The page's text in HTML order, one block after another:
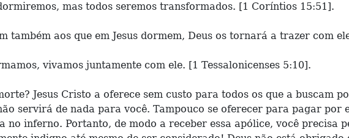
mas todos seremos transformados. [1 Coríntios 15:51].
também aos que em Jesus dormem, Deus os tornará a trazer com
vivamos juntamente com ele. [1 Tessalonicenses 5:10].
Jesus Cristo a oferece sem custo para todos os que a buscam
servirá de nada para você. Tampouco se oferecer para pagar por
no inferno. Portanto, de modo a receber essa apólice, você precisa